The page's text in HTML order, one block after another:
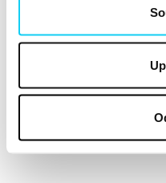
Jan Laibl nás oslovili s
klub, který svým členům
většina podnikatelských